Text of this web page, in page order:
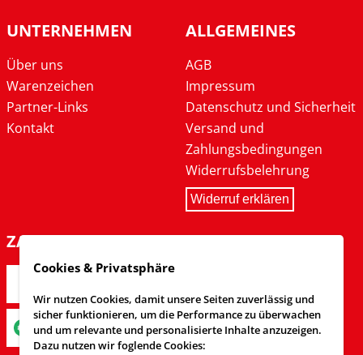
UNTERNEHMEN
Über uns
Warenzeichen
Partner-Links
Kontakt
ALLGEMEINES
AGB
Impressum
Datenschutz und Sicherheit
Versand und
Zahlungsbedingungen
Widerrufsbelehrung
Widerruf erklären
ZAHLARTEN
Cookies & Privatsphäre
Wir nutzen Cookies, damit unsere Seiten zuverlässig und
sicher funktionieren, um die Performance zu überwachen
und um relevante und personalisierte Inhalte anzuzeigen.
Dazu nutzen wir foglende Cookies: